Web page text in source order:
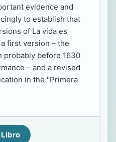
evidence and
to establish that
of La vida es
a first version – the
probably before 1630
– and a revised
in the "Primera
Libro